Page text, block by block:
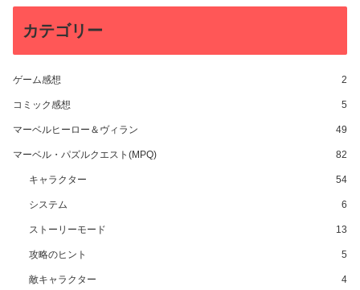
カテゴリー
ゲーム感想 2
コミック感想 5
マーベルヒーロー＆ヴィラン 49
マーベル・パズルクエスト(MPQ) 82
キャラクター 54
システム 6
ストーリーモード 13
攻略のヒント 5
敵キャラクター 4